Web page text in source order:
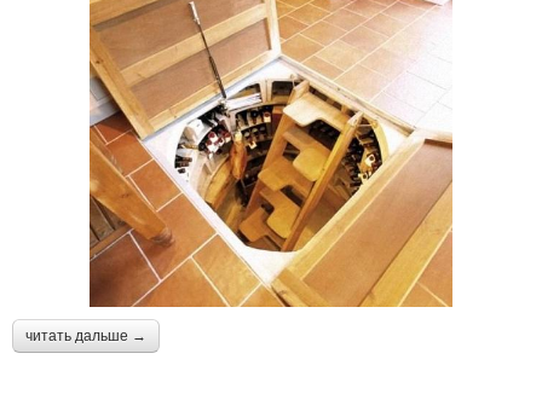
читать дальше →